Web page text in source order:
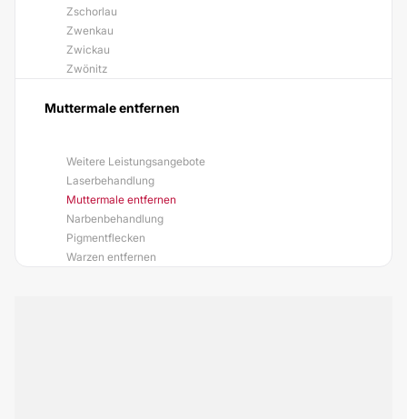
Zschorlau
Zwenkau
Zwickau
Zwönitz
Muttermale entfernen
Weitere Leistungsangebote
Laserbehandlung
Muttermale entfernen
Narbenbehandlung
Pigmentflecken
Warzen entfernen